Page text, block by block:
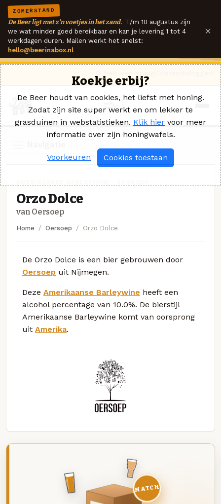
ZOMERSTAND
De Beer ligt met z'n voetjes in het zand. T/m 10 augustus zijn
we wat minder goed bereikbaar en kan je levering 1 tot 4
werkdagen duren. Mailen werkt het snelst:
hello@beerinabox.nl
×
Orzo Dolce
van Oersoep
Home Oersoep Orzo Dolce
De Orzo Dolce is een bier gebrouwen door
Oersoep uit Nijmegen.
Deze Amerikaanse Barleywine heeft een
alcohol percentage van 10.0%. De bierstijl
Amerikaanse Barleywine komt van oorsprong
uit Amerika.
MATCH
Koekje erbij?
De Beer houdt van cookies, het liefst met honing.
Zodat zijn site super werkt en om lekker te
grasduinen in webstatistieken. Klik hier voor meer
informatie over zijn honingwafels.
Voorkeuren Cookies toestaan